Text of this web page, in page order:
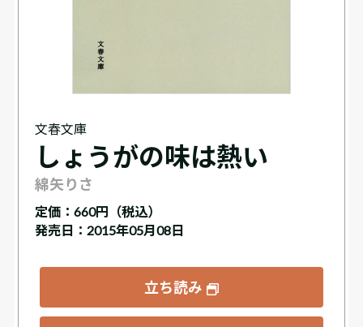
文春文庫
しょうがの味は熱い
綿矢りさ
定価： 660円（税込）
発売日：2015年05月08日
立ち読み